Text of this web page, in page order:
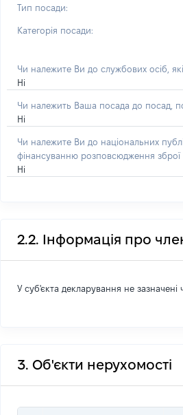
Тип посади:
Категорія посади:
Чи належите Ви до службових осіб,
Ні
Чи належить Ваша посада до посад,
Ні
Чи належите Ви до національних
фінансуванню розповсюдження
Ні
2.2. Інформація про
У суб'єкта декларування не зазначені
3. Об'єкти нерухомості